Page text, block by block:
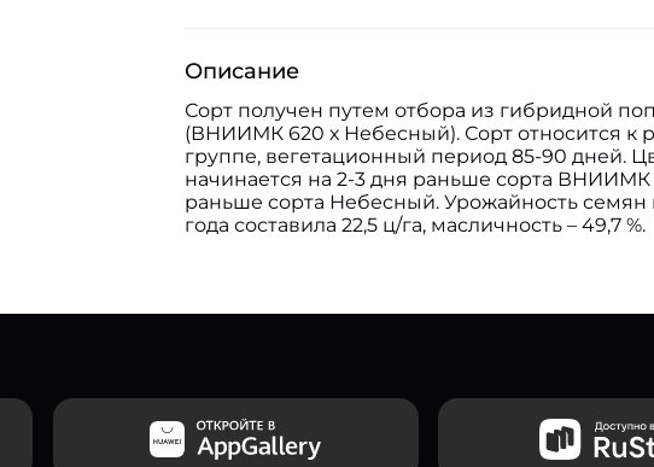
Описание
Сорт получен путем отбора из гибридной
(ВНИИМК 620 х Небесный). Сорт относится к
группе, вегетационный период 85-90 дней.
начинается на 2-3 дня раньше сорта ВНИИМК
раньше сорта Небесный. Урожайность семян
года составила 22,5 ц/га, масличность – 49,7 %.